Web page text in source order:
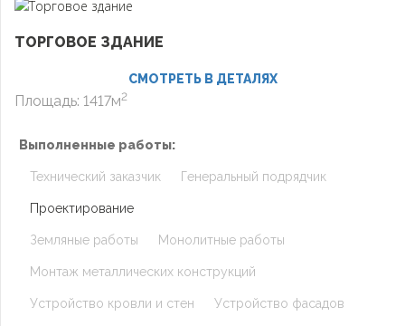
ТОРГОВОЕ ЗДАНИЕ
СМОТРЕТЬ В ДЕТАЛЯХ
Площадь: 1417м2
Выполненные работы:
Технический заказчик Генеральный подрядчик
Проектирование
Земляные работы Монолитные работы
Монтаж металлических конструкций
Устройство кровли и стен Устройство фасадов